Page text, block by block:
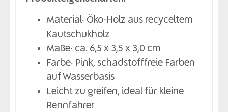
Material: Öko-Holz aus recyceltem
Kautschukholz
Maße: ca. 6,5 x 3,5 x 3,0 cm
Farbe: Pink, schadstofffreie Farben
auf Wasserbasis
Leicht zu greifen, ideal für kleine
Rennfahrer